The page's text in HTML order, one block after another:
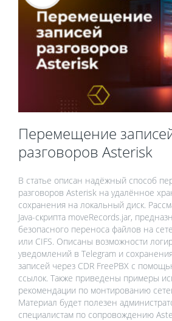
Перемещение
разговоров Asterisk
В статье описан надёжный способ
разговоров Asterisk на удалённое
сохранения на локальный диск.
Java-скрипта moveRecords.jar,
безопасного переноса файлов на
или CIFS. Описаны возможности
уведомлений в Telegram и
записей через CDR FreePBX с
ссылок. Также приведены примеры
рекомендации по монтированию
Материал будет полезен
специалистам по сопровождению